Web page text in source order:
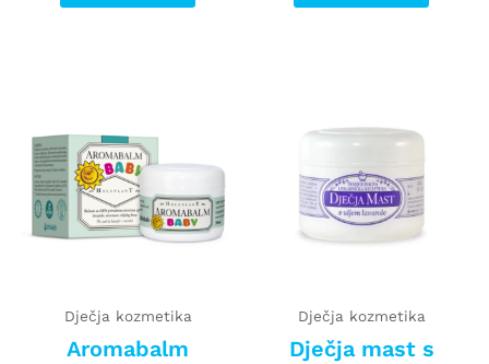
Dječja kozmetika
Aromabalm
Dječja kozmetika
Dječja mast s